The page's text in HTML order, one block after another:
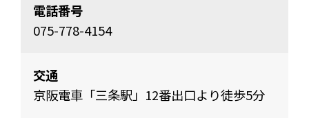
電話番号
075-778-4154
交通
京阪電⾞「三条駅」12番出口より徒歩5分